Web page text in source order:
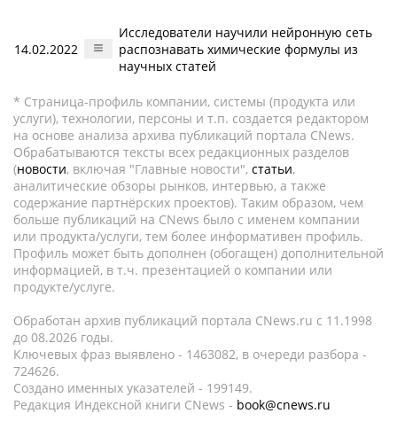
14.02.2022
Исследователи научили нейронную сеть
распознавать химические формулы из
научных статей
* Страница-профиль компании, системы (продукта или
услуги), технологии, персоны и т.п. создается редактором
на основе анализа архива публикаций портала CNews.
Обрабатываются тексты всех редакционных разделов
(новости, включая "Главные новости", статьи,
аналитические обзоры рынков, интервью, а также
содержание партнёрских проектов). Таким образом, чем
больше публикаций на CNews было с именем компании
или продукта/услуги, тем более информативен профиль.
Профиль может быть дополнен (обогащен) дополнительной
информацией, в т.ч. презентацией о компании или
продукте/услуге.
Обработан архив публикаций портала CNews.ru c 11.1998
до 08.2026 годы.
Ключевых фраз выявлено - 1463082, в очереди разбора -
724626.
Создано именных указателей - 199149.
Редакция Индексной книги CNews - book@cnews.ru